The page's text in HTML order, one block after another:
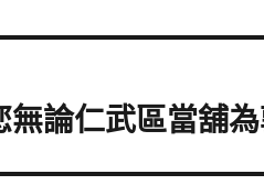
無論仁武區當舖